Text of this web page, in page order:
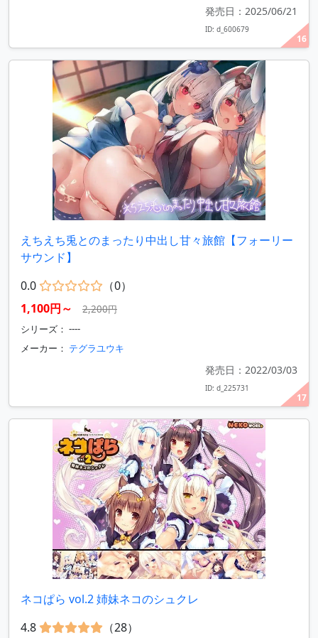
16
発売日：2025/06/21
ID: d_600679
17
えちえち兎とのまったり中出し甘々旅館【フォーリー
サウンド】
0.0
（0）
1,100円～
2,200円
シリーズ： ----
メーカー： テグラユウキ
発売日：2022/03/03
ID: d_225731
ネコぱら vol.2 姉妹ネコのシュクレ
4.8
（28）